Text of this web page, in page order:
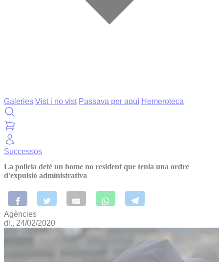
Galeries Vist i no vist Passava per aquí Hemeroteca
Successos
La policia deté un home no resident que tenia una ordre
d'expulsió administrativa
Agències
dl., 24/02/2020